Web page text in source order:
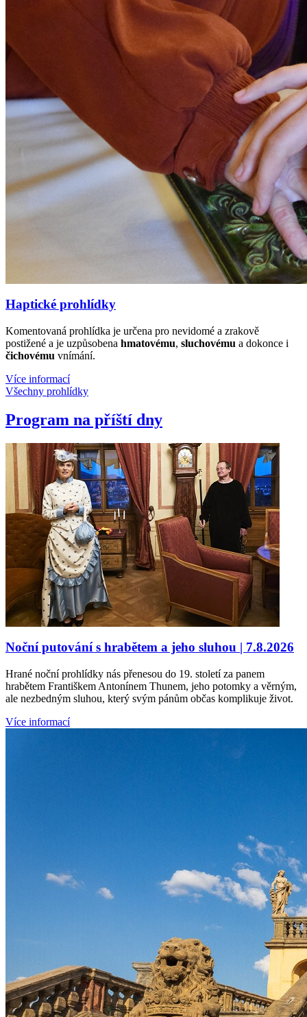
Haptické prohlídky
Komentovaná prohlídka je určena pro nevidomé a zrakově
postižené a je uzpůsobena hmatovému, sluchovému a dokonce i
čichovému vnímání.
Více informací
Všechny prohlídky
Program na příští dny
Noční putování s hrabětem a jeho sluhou | 7.8.2026
Hrané noční prohlídky nás přenesou do 19. století za panem
hrabětem Františkem Antonínem Thunem, jeho potomky a věrným,
ale nezbedným sluhou, který svým pánům občas komplikuje život.
Více informací